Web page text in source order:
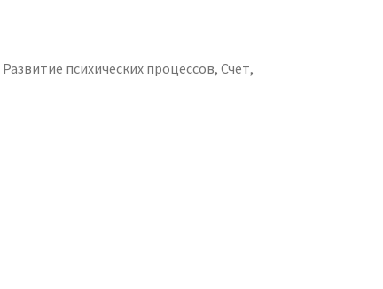
Развитие психических процессов, Счет,